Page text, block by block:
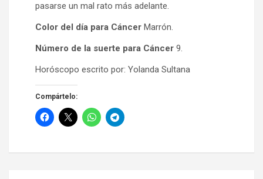
pasarse un mal rato más adelante.
Color del día para Cáncer Marrón.
Número de la suerte para Cáncer 9.
Horóscopo escrito por: Yolanda Sultana
Compártelo: